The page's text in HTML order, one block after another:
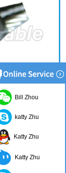
Bill Zhou
katty Zhu
Katty Zhu
Katty Zhu